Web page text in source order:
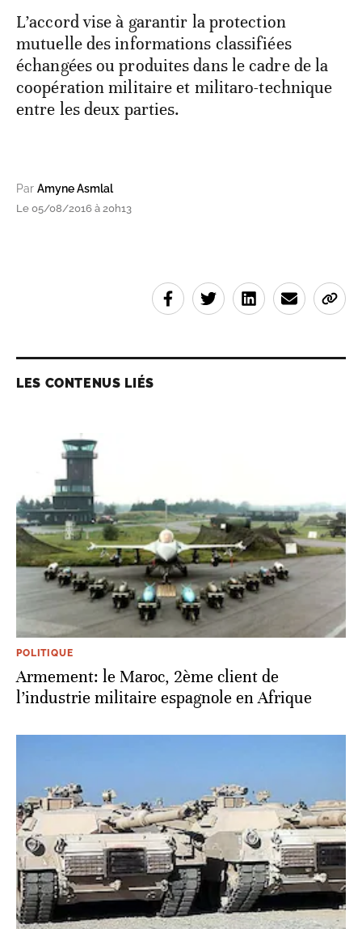
L’accord vise à garantir la protection
mutuelle des informations classifiées
échangées ou produites dans le cadre de la
coopération militaire et militaro-technique
entre les deux parties.
Par Amyne Asmlal
Le 05/08/2016 à 20h13
LES CONTENUS LIÉS
POLITIQUE
Armement: le Maroc, 2ème client de
l’industrie militaire espagnole en Afrique